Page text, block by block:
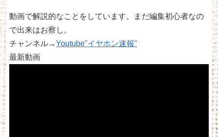
動画で解説的なことをしています。まだ編集初心者なの
で出来はお察し。
チャンネル→Youtube"イヤホン速報"
最新動画